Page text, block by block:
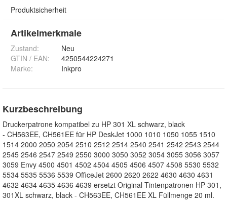
Produktsicherheit
Artikelmerkmale
Zustand:
Neu
GTIN / EAN:
4250544224271
Marke:
Inkpro
Kurzbeschreibung
Druckerpatrone kompatibel zu HP 301 XL schwarz, black
- CH563EE, CH561EE für HP DeskJet 1000 1010 1050 1055 1510
1514 2000 2050 2054 2510 2512 2514 2540 2541 2542 2543 2544
2545 2546 2547 2549 2550 3000 3050 3052 3054 3055 3056 3057
3059 Envy 4500 4501 4502 4504 4505 4506 4507 4508 5530 5532
5534 5535 5536 5539 OfficeJet 2600 2620 2622 4630 4630 4631
4632 4634 4635 4636 4639 ersetzt Original Tintenpatronen HP 301,
301XL schwarz, black - CH563EE, CH561EE XL Füllmenge 20 ml.